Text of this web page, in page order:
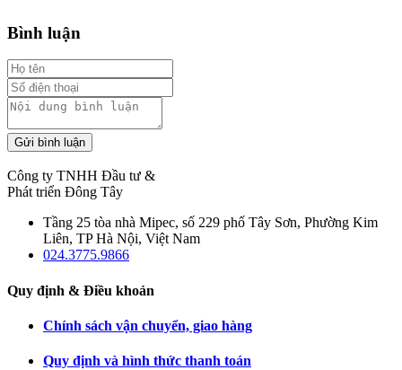
Bình luận
Gửi bình luận
Công ty TNHH Đầu tư &
Phát triển Đông Tây
Tầng 25 tòa nhà Mipec, số 229 phố Tây Sơn, Phường Kim
Liên, TP Hà Nội, Việt Nam
024.3775.9866
Quy định & Điều khoản
Chính sách vận chuyển, giao hàng
Quy định và hình thức thanh toán